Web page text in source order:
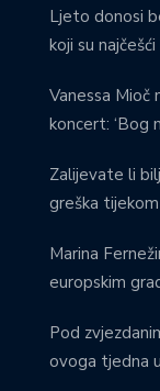
Ljeto donosi
koji su
Vanessa Mioč
koncert: ‘Bog
Zalijevate li
greška
Marina
europskim
Pod
ovoga tjedna